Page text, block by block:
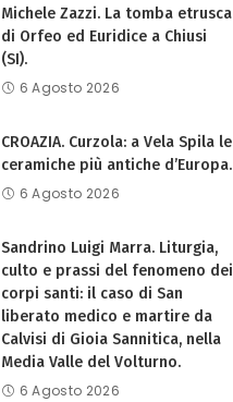
Michele Zazzi. La tomba etrusca
di Orfeo ed Euridice a Chiusi
(SI).
6 Agosto 2026
CROAZIA. Curzola: a Vela Spila le
ceramiche più antiche d’Europa.
6 Agosto 2026
Sandrino Luigi Marra. Liturgia,
culto e prassi del fenomeno dei
corpi santi: il caso di San
liberato medico e martire da
Calvisi di Gioia Sannitica, nella
Media Valle del Volturno.
6 Agosto 2026